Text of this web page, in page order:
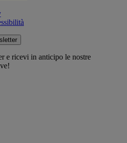
e ricevi in anticipo le nostre